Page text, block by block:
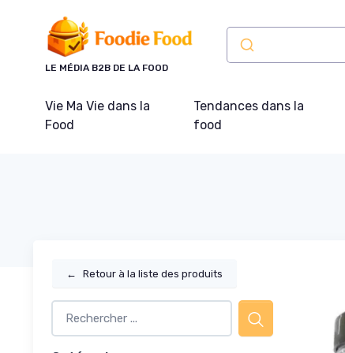
LE MÉDIA B2B DE LA FOOD
Vie Ma Vie dans la
Food
Tendances dans la
food
← Retour à la liste des produits